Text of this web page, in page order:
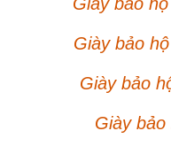
Giày bảo
Giày bảo
Giày